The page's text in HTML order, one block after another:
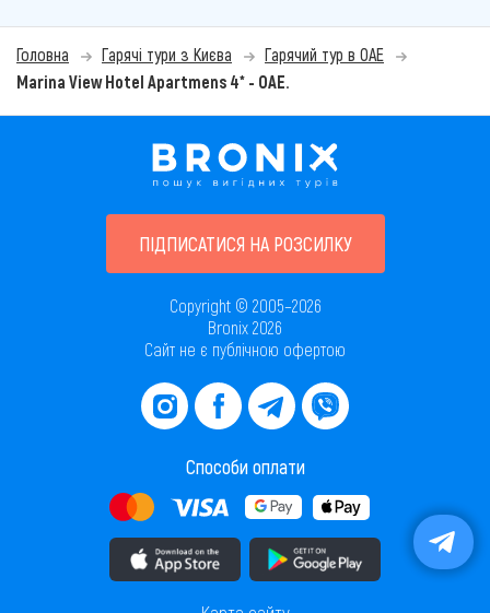
Головна Гарячі тури з Києва
Гарячий тур в ОАЕ
Marina View Hotel Apartmens 4* - ОАЕ.
ПІДПИСАТИСЯ НА РОЗСИЛКУ
Copyright © 2005–2026
Bronix 2026
Сайт не є публічною офертою
Способи оплати
Завантажити додаток в AppStore Завантажити додаток в PlayMarket